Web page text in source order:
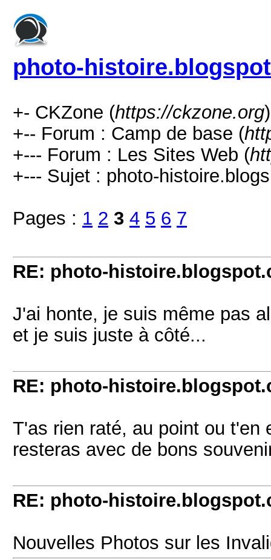
photo-
+- CKZone (https://ckzone.org)
+-- Forum : Camp de base (
+--- Forum : Les Sites Web (
+--- Sujet : photo-
Pages : 1 2 3 4 5 6 7
RE: photo-
J'ai honte, je suis même pas
et je suis juste à côté...
RE: photo-
T'as rien raté, au point ou
resteras avec de bons
RE: photo-
Nouvelles Photos sur les